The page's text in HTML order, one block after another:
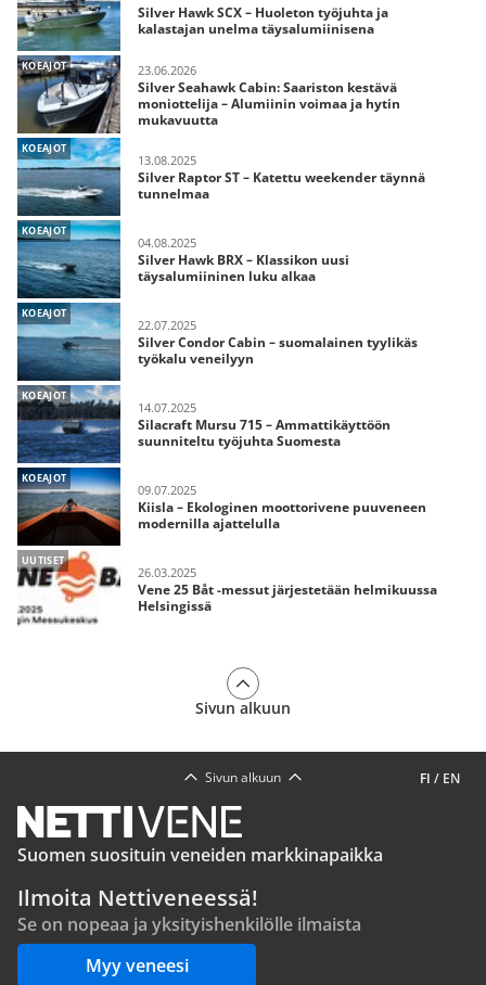
Silver Hawk SCX – Huoleton työjuhta ja
kalastajan unelma täysalumiinisena
KOEAJOT 23.06.2026
Silver Seahawk Cabin: Saariston kestävä
moniottelija – Alumiinin voimaa ja hytin
mukavuutta
KOEAJOT
13.08.2025
Silver Raptor ST – Katettu weekender täynnä
tunnelmaa
KOEAJOT
04.08.2025
Silver Hawk BRX – Klassikon uusi
täysalumiininen luku alkaa
KOEAJOT
22.07.2025
Silver Condor Cabin – suomalainen tyylikäs
työkalu veneilyyn
KOEAJOT
14.07.2025
Silacraft Mursu 715 – Ammattikäyttöön
suunniteltu työjuhta Suomesta
KOEAJOT
09.07.2025
Kiisla – Ekologinen moottorivene puuveneen
modernilla ajattelulla
UUTISET
26.03.2025
Vene 25 Båt -messut järjestetään helmikuussa
Helsingissä
Sivun alkuun
FI / EN
Sivun alkuun
Suomen suosituin veneiden markkinapaikka
Ilmoita Nettiveneessä!
Se on nopeaa ja yksityishenkilölle ilmaista
Myy veneesi